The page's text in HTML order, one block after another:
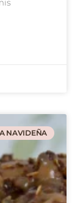
NAVIDEÑA